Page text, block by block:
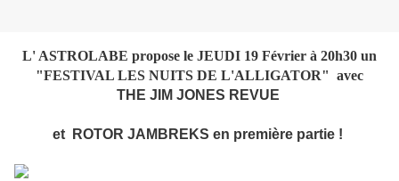
L' ASTROLABE propose le JEUDI 19 Février à 20h30 un
"FESTIVAL LES NUITS DE L'ALLIGATOR" avec
THE JIM JONES REVUE
et ROTOR JAMBREKS en première partie !